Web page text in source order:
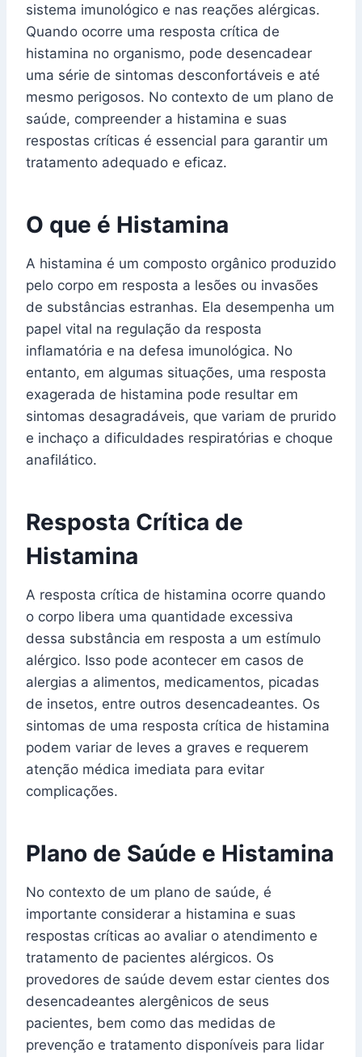
sistema imunológico e nas reações alérgicas.
Quando ocorre uma resposta crítica de
histamina no organismo, pode desencadear
uma série de sintomas desconfortáveis e até
mesmo perigosos. No contexto de um plano de
saúde, compreender a histamina e suas
respostas críticas é essencial para garantir um
tratamento adequado e eficaz.
O que é Histamina
A histamina é um composto orgânico produzido
pelo corpo em resposta a lesões ou invasões
de substâncias estranhas. Ela desempenha um
papel vital na regulação da resposta
inflamatória e na defesa imunológica. No
entanto, em algumas situações, uma resposta
exagerada de histamina pode resultar em
sintomas desagradáveis, que variam de prurido
e inchaço a dificuldades respiratórias e choque
anafilático.
Resposta Crítica de
Histamina
A resposta crítica de histamina ocorre quando
o corpo libera uma quantidade excessiva
dessa substância em resposta a um estímulo
alérgico. Isso pode acontecer em casos de
alergias a alimentos, medicamentos, picadas
de insetos, entre outros desencadeantes. Os
sintomas de uma resposta crítica de histamina
podem variar de leves a graves e requerem
atenção médica imediata para evitar
complicações.
Plano de Saúde e Histamina
No contexto de um plano de saúde, é
importante considerar a histamina e suas
respostas críticas ao avaliar o atendimento e
tratamento de pacientes alérgicos. Os
provedores de saúde devem estar cientes dos
desencadeantes alergênicos de seus
pacientes, bem como das medidas de
prevenção e tratamento disponíveis para lidar